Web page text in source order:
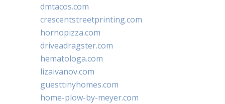
dmtacos.com
crescentstreetprinting.com
hornopizza.com
driveadragster.com
hematologa.com
lizaivanov.com
guesttinyhomes.com
home-plow-by-meyer.com